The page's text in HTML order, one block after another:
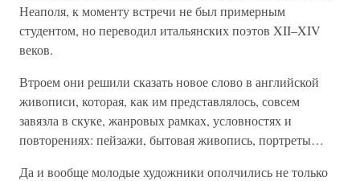
Неаполя, к моменту встречи не был примерным
студентом, но переводил итальянских поэтов XII–XIV
веков.
Втроем они решили сказать новое слово в английской
живописи, которая, как им представлялось, совсем
завязла в скуке, жанровых рамках, условностях и
повторениях: пейзажи, бытовая живопись, портреты…
Да и вообще молодые художники ополчились не только